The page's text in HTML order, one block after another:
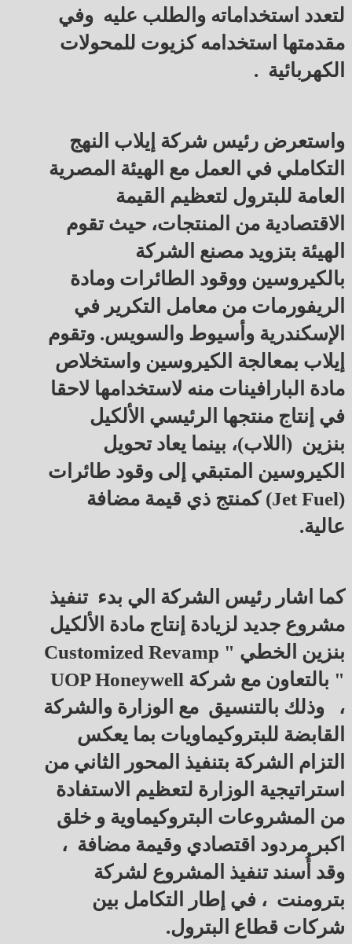
لتعدد استخداماته والطلب عليه وفي
مقدمتها استخدامه كزيوت للمحولات
الكهربائية .
واستعرض رئيس شركة إيلاب النهج
التكاملي في العمل مع الهيئة المصرية
العامة للبترول لتعظيم القيمة
الاقتصادية من المنتجات، حيث تقوم
الهيئة بتزويد مصنع الشركة
بالكيروسين ووقود الطائرات ومادة
الريفورمات من معامل التكرير في
الإسكندرية وأسيوط والسويس. وتقوم
إيلاب بمعالجة الكيروسين واستخلاص
مادة البارافينات منه لاستخدامها لاحقا
في إنتاج منتجها الرئيسي الألكيل
بنزين (اللاب)، بينما يعاد تحويل
الكيروسين المتبقي إلى وقود طائرات
(Jet Fuel) كمنتج ذي قيمة مضافة
عالية.
كما اشار رئيس الشركة الي بدء تنفيذ
مشروع جديد لزيادة إنتاج مادة الألكيل
بنزين الخطي " Customized Revamp
" بالتعاون مع شركة UOP Honeywell
، وذلك بالتنسيق مع الوزارة والشركة
القابضة للبتروكيماويات بما يعكس
التزام الشركة بتنفيذ المحور الثاني من
استراتيجية الوزارة لتعظيم الاستفادة
من المشروعات البتروكيماوية و خلق
اكبر مردود اقتصادي وقيمة مضافة ،
وقد أُسند تنفيذ المشروع لشركة
بترومنت ، في إطار التكامل بين
شركات قطاع البترول.